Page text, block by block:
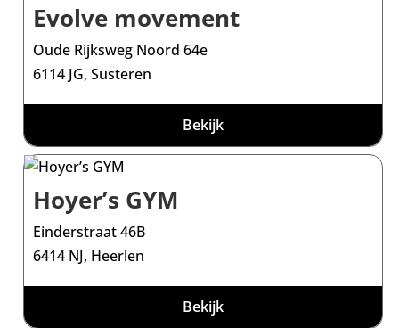
Evolve movement
Oude Rijksweg Noord 64e
6114 JG, Susteren
Bekijk
Hoyer’s GYM
Einderstraat 46B
6414 NJ, Heerlen
Bekijk